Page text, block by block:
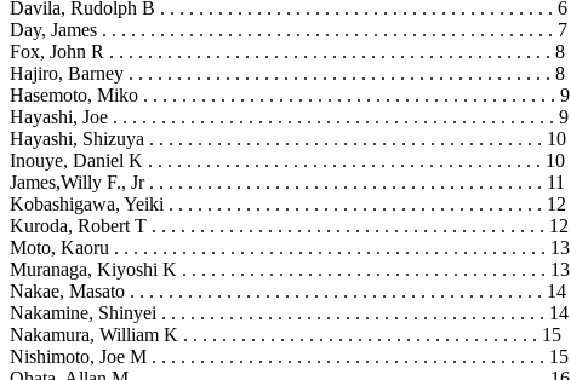
Davila, Rudolph B . . . . . . . . . . . . . . . . . . . . . . . . . . . . . . . . . . . . . . . . . 6
Day, James . . . . . . . . . . . . . . . . . . . . . . . . . . . . . . . . . . . . . . . . . . . . . . . 7
Fox, John R . . . . . . . . . . . . . . . . . . . . . . . . . . . . . . . . . . . . . . . . . . . . . . 8
Hajiro, Barney . . . . . . . . . . . . . . . . . . . . . . . . . . . . . . . . . . . . . . . . . . . . 8
Hasemoto, Miko . . . . . . . . . . . . . . . . . . . . . . . . . . . . . . . . . . . . . . . . . . . 9
Hayashi, Joe . . . . . . . . . . . . . . . . . . . . . . . . . . . . . . . . . . . . . . . . . . . . . . 9
Hayashi, Shizuya . . . . . . . . . . . . . . . . . . . . . . . . . . . . . . . . . . . . . . . . . 10
Inouye, Daniel K . . . . . . . . . . . . . . . . . . . . . . . . . . . . . . . . . . . . . . . . . 10
James,Willy F., Jr . . . . . . . . . . . . . . . . . . . . . . . . . . . . . . . . . . . . . . . . . 11
Kobashigawa, Yeiki . . . . . . . . . . . . . . . . . . . . . . . . . . . . . . . . . . . . . . . 12
Kuroda, Robert T . . . . . . . . . . . . . . . . . . . . . . . . . . . . . . . . . . . . . . . . . 12
Moto, Kaoru . . . . . . . . . . . . . . . . . . . . . . . . . . . . . . . . . . . . . . . . . . . . . 13
Muranaga, Kiyoshi K . . . . . . . . . . . . . . . . . . . . . . . . . . . . . . . . . . . . . . 13
Nakae, Masato . . . . . . . . . . . . . . . . . . . . . . . . . . . . . . . . . . . . . . . . . . . 14
Nakamine, Shinyei . . . . . . . . . . . . . . . . . . . . . . . . . . . . . . . . . . . . . . . . 14
Nakamura, William K . . . . . . . . . . . . . . . . . . . . . . . . . . . . . . . . . . . . . 15
Nishimoto, Joe M . . . . . . . . . . . . . . . . . . . . . . . . . . . . . . . . . . . . . . . . . 15